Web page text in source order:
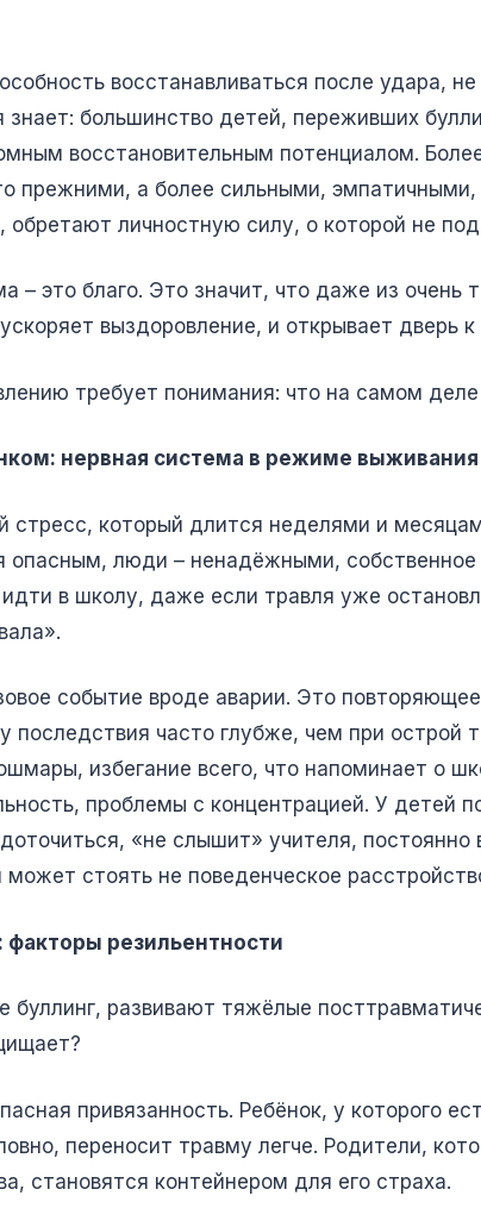
восстанавливаться после удара,
знает: большинство детей, переживших
восстановительным потенциалом.
прежними, а более сильными,
обретают личностную силу, о которой не
– это благо. Это значит, что даже из
выздоровление, и открывает дверь
требует понимания: что на самом
нервная система в режиме выживания
стресс, который длится неделями и
люди – ненадёжными, собственное
идти в школу, даже если травля уже
событие вроде аварии. Это
последствия часто глубже, чем при острой
избегание всего, что напоминает о
проблемы с концентрацией. У
«не слышит» учителя,
стоять не поведенческое
резильентности
буллинг, развивают тяжёлые
привязанность. Ребёнок, у которого
переносит травму легче. Родители,
становятся контейнером для его страха.